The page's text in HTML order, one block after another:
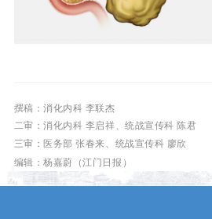
撰稿：消化内科 李联杰
二审：消化内科 李启祥、统战宣传科 陈君
三审：医务部 张春来、 统战宣传科 廖欣
编辑：杨嘉蔚（江门日报）